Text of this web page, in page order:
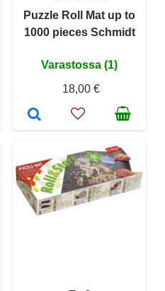
Puzzle Roll Mat up to
1000 pieces Schmidt
Varastossa (1)
18,00 €